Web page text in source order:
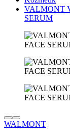
VALMONT
SERUM
WALMONT